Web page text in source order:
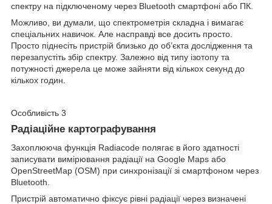
спектру на підключеному через Bluetooth смартфоні або ПК.
Можливо, ви думали, що спектрометрія складна і вимагає
спеціальних навичок. Але насправді все досить просто.
Просто піднесіть пристрій близько до об’єкта дослідження та
перезапустіть збір спектру. Залежно від типу ізотопу та
потужності джерела це може зайняти від кількох секунд до
кількох годин.
Особливість 3
Радіаційне картографування
Захоплююча функція Radiacode полягає в його здатності
записувати вимірювання радіації на Google Maps або
OpenStreetMap (OSM) при синхронізації зі смартфоном через
Bluetooth.
Пристрій автоматично фіксує рівні радіації через визначені